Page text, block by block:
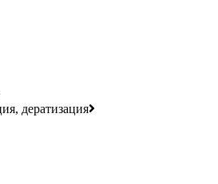
дератизация